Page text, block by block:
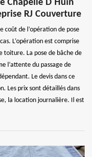
Chapelle D Huin
RJ Couverture
coût de l’opération de pose
L’opération est comprise
toiture. La pose de bâche de
l’attente du passage de
Le devis dans ce
Les prix sont détaillés dans
la location journalière. Il est